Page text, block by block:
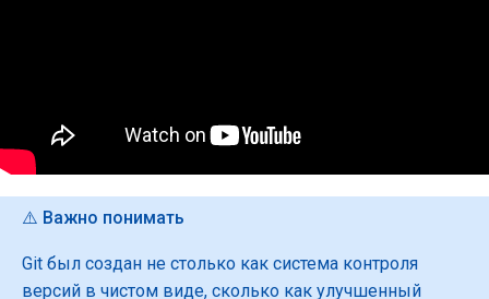
⚠️ Важно понимать
Git был создан не столько как система контроля
версий в чистом виде, сколько как улучшенный